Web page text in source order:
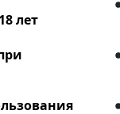
лет